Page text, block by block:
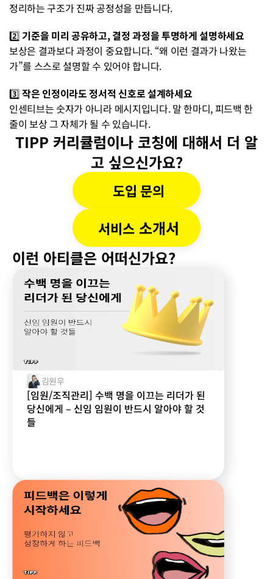
정리하는 구조가 진짜 공정성을 만듭니다.
2️⃣ 기준을 미리 공유하고, 결정 과정을 투명하게 설명하세요
보상은 결과보다 과정이 중요합니다. “왜 이런 결과가 나왔는
가”를 스스로 설명할 수 있어야 합니다.
3️⃣ 작은 인정이라도 정서적 신호로 설계하세요
인센티브는 숫자가 아니라 메시지입니다. 말 한마디, 피드백 한
줄이 보상 그 자체가 될 수 있습니다.
TIPP 커리큘럼이나 코칭에 대해서 더 알
고 싶으신가요?
도입 문의
서비스 소개서
이런 아티클은 어떠신가요?
김원우
[임원/조직관리] 수백 명을 이끄는 리더가 된
당신에게 – 신임 임원이 반드시 알아야 할 것
들